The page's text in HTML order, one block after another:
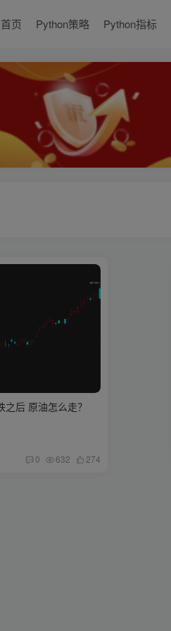
首页 Python策略 Python指标
之后 原油怎么走？
0 632 274